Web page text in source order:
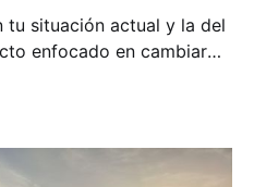
tu situación actual y la del
enfocado en cambiar
puedas activar